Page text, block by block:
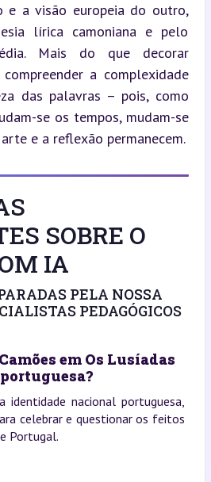
e a visão europeia do outro,
lírica camoniana e pelo
Mais do que decorar
a complexidade
das palavras – pois, como
se os tempos, mudam-se
e a reflexão permanecem.
SOBRE O
IA
PELA NOSSA
PEDAGÓGICOS
em Os Lusíadas
identidade nacional portuguesa,
celebrar e questionar os feitos
Portugal.